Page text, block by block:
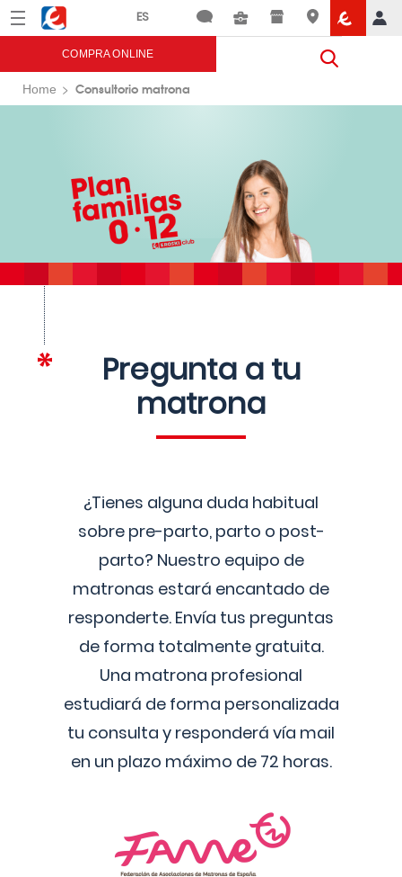
Menú Eroski
COMPRA ONLINE
Home Consultorio matrona
Pregunta a tu
matrona
¿Tienes alguna duda habitual
sobre pre-parto, parto o post-
parto? Nuestro equipo de
matronas estará encantado de
responderte. Envía tus preguntas
de forma totalmente gratuita.
Una matrona profesional
estudiará de forma personalizada
tu consulta y responderá vía mail
en un plazo máximo de 72 horas.